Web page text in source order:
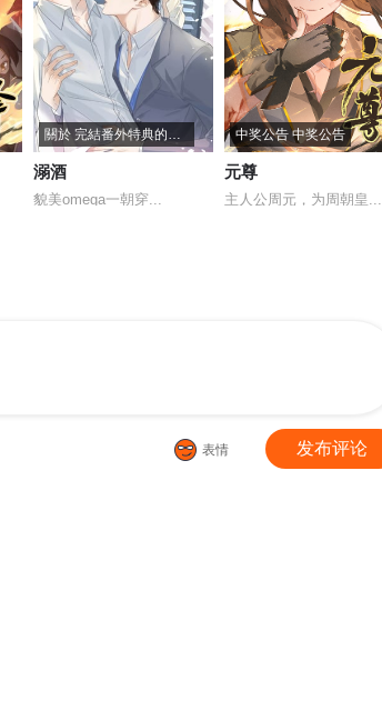
關於 完結番外特典的通知
溺酒
貌美omega一朝穿...
中奖公告 中奖公告
元尊
主人公周元，为周朝皇...
表情 发布评论